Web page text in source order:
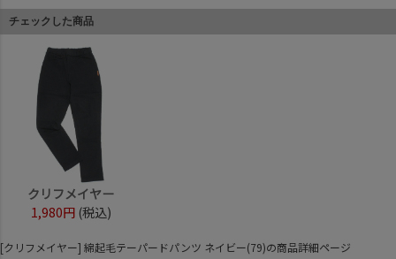
チェックした商品
クリフメイヤー
1,980円 (税込)
[クリフメイヤー] 綿起毛テーパードパンツ ネイビー(79)の商品詳細ページ